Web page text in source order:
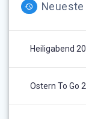
Heiligabend
Ostern To Go